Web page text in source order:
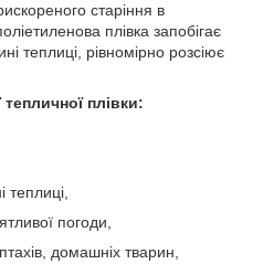
старіння в
плівка запобігає
теплиці, рівномірно розсіює
плівки:
теплиці,
погоди,
домашніх тварин,